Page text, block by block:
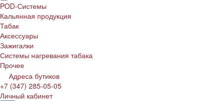
POD-Системы
Кальянная продукция
Табак
Аксессуары
Зажигалки
Системы нагревания табака
Прочее
Адреса бутиков
+7 (347) 285-05-05
Личный кабинет